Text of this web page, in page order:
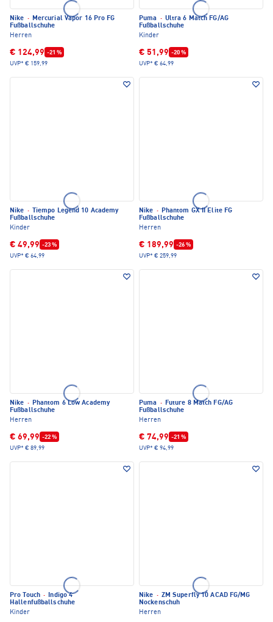
Nike · Mercurial Vapor 16 Pro FG
Fußballschuhe
Herren
€ 124,99 -21 %
UVP* € 159,99
Puma · Ultra 6 Match FG/AG
Fußballschuhe
Kinder
€ 51,99 -20 %
UVP* € 64,99
Nike ·
Tiempo Legend 10 Academy
Fußballschuhe
Kinder
€ 49,99 -23 %
UVP* € 64,99
Nike · Phantom GX II Elite FG
Fußballschuhe
Herren
€ 189,99 -26 %
UVP* € 259,99
Nike · Phantom 6 Low Academy
Fußballschuhe
Herren
€ 69,99 -22 %
UVP* € 89,99
Puma · Future 8 Match FG/AG
Fußballschuhe
Herren
€ 74,99 -21 %
UVP* € 94,99
Pro Touch · Indigo 4
Hallenfußballschuhe
Kinder
Nike · ZM Superfly 10 ACAD FG/MG
Nockenschuh
Herren